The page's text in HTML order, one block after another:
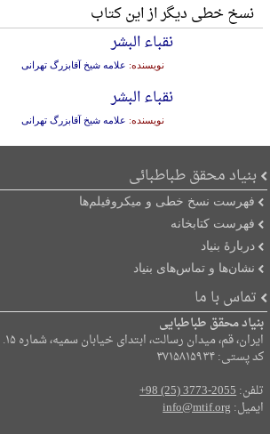
نسخ خطی دیگر از این کتاب
نقباء البشر
نویسنده: علامه شیخ آقابزرگ تهرانی
نقباء البشر
نویسنده: علامه شیخ آقابزرگ تهرانی
بنیاد محقق طباطبائی
فهرست نسخ خطی و میکروفیلم‌ها
فهرست کتابخانه
دربارۀ بنیاد
نشان‌ها و تماس‌های بنیاد
تماس با ما
بنیاد محقق طباطبایی
ایران، قم، میدان رسالت، ابتدای خیابان سمیه، شماره ۱۵.
کد پستی: ۳۷۱۵۸۱۵۹۳۴
تلفن:+98 (25) 3773-2055
ایمیل:info@mtif.org